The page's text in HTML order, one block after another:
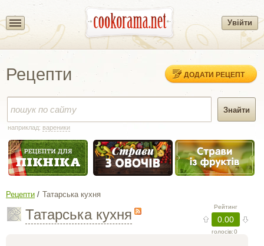
Увійти
Рецепти ДОДАТИ РЕЦЕПТ
наприклад: вареники
Рецепти Татарська кухня
Рейтинг
0.00
голосів: 0
Татарська кухня